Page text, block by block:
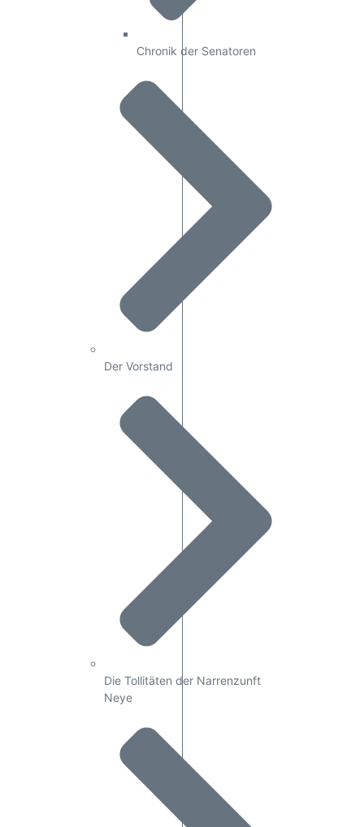
Chronik der Senatoren
Der Vorstand
Die Tollitäten der Narrenzunft
Neye